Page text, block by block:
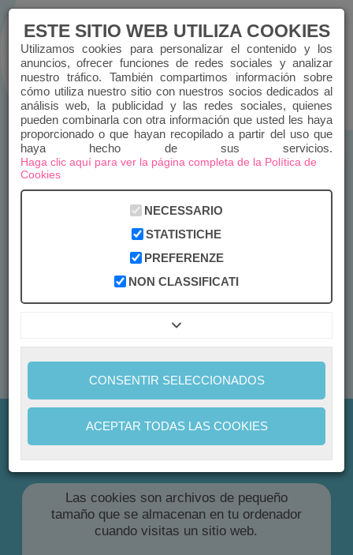
ACCEDER REGISTRARSE
CHIAMACI
POLÍTICA DE COOKIES
la normativa europea
El sitio web que estás navegando cumple con la
normativa europea sobre el uso de cookies. Para
que este sitio funcione correctamente, a veces
instalamos en tu dispositivo pequeños archivos
introducidas por servicios de terceros utilizados
por el propio sitio.
Leer Normativa
CHE COSA SONO I
COOKIES
Las cookies son archivos de pequeño
tamaño que se almacenan en tu ordenador
cuando visitas un sitio web.
ESTE SITIO WEB UTILIZA COOKIES
Utilizamos cookies para personalizar el contenido y los
anuncios, ofrecer funciones de redes sociales y analizar
nuestro tráfico. También compartimos información sobre
cómo utiliza nuestro sitio con nuestros socios dedicados al
análisis web, la publicidad y las redes sociales, quienes
pueden combinarla con otra información que usted les haya
proporcionado o que hayan recopilado a partir del uso que
haya hecho de sus servicios.
Haga clic aquí para ver la página completa de la Política de
Cookies
NECESSARIO
STATISTICHE
PREFERENZE
NON CLASSIFICATI
CONSENTIR SELECCIONADOS
ACEPTAR TODAS LAS COOKIES